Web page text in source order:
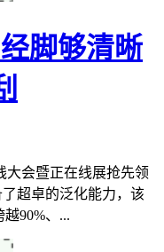
脚够清晰
大会暨正在线展抢先领
超卓的泛化能力，该
90%、...